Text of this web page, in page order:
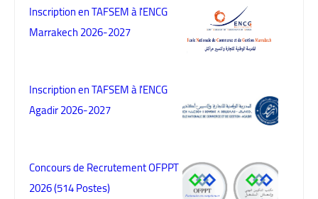
Inscription en TAFSEM à l'ENCG
Marrakech 2026-2027
Inscription en TAFSEM à l'ENCG
Agadir 2026-2027
Concours de Recrutement OFPPT
2026 (514 Postes)